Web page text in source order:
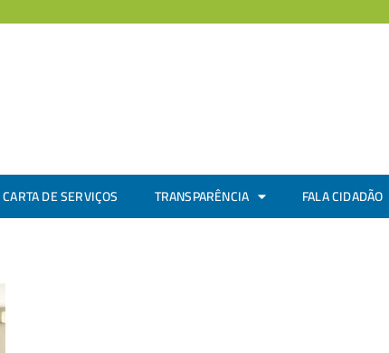
CARTA DE SERVIÇOS TRANSPARÊNCIA FALA CIDADÃO